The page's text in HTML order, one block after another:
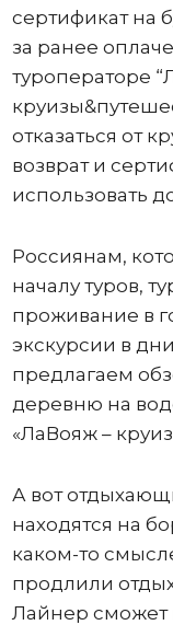
сертификат на
за ранее
туроператоре
отказаться от
возврат и
использовать
Россиянам,
началу туров,
проживание в
экскурсии в
предлагаем
деревню на
«ЛаВояж –
А вот
находятся на
каком-то
продлили
Лайнер сможет